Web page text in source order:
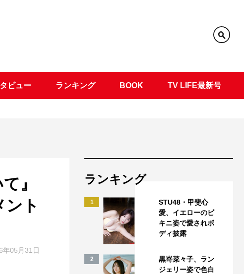
ビュー ランキング BOOK TV LIFE最新号
』
ト
年05月31日
ランキング
1
STU48・甲斐心
愛、イエローのビ
キニ姿で愛されボ
ディ披露
2
黒嵜菜々子、ラン
ジェリー姿で色白